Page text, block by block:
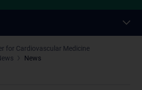
for Cardiovascular Medicine
News